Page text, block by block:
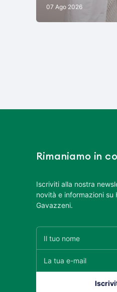
07 Ago 2026
Rimaniamo in
Iscriviti alla nostra
novità e informazioni su
Gavazzeni.